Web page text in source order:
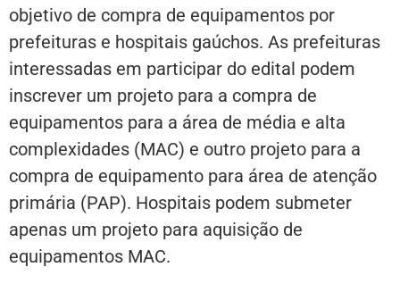
objetivo de compra de equipamentos por
prefeituras e hospitais gaúchos. As prefeituras
interessadas em participar do edital podem
inscrever um projeto para a compra de
equipamentos para a área de média e alta
complexidades (MAC) e outro projeto para a
compra de equipamento para área de atenção
primária (PAP). Hospitais podem submeter
apenas um projeto para aquisição de
equipamentos MAC.